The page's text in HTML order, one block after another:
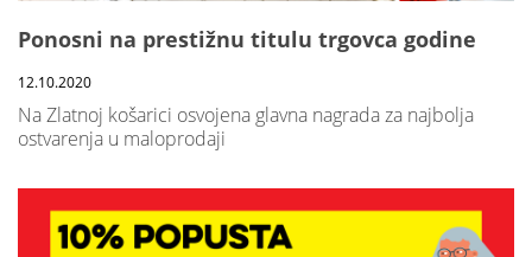
Ponosni na prestižnu titulu trgovca godine
12.10.2020
Na Zlatnoj košarici osvojena glavna nagrada za najbolja
ostvarenja u maloprodaji